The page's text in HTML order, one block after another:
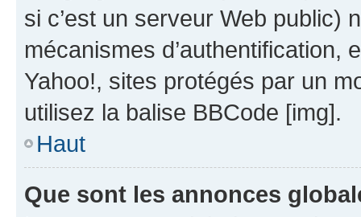
si c’est un serveur Web public)
mécanismes d’authentification,
Yahoo!, sites protégés par un
utilisez la balise BBCode [img].
Haut
Que sont les annonces